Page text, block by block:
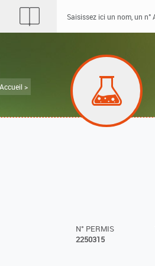
Accueil >
N° PERMIS
2250315